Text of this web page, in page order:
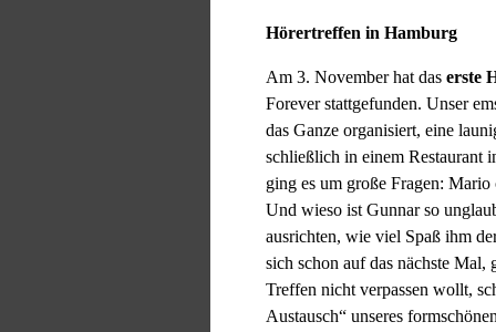
Hörertreffen in Hamburg
Am 3. November hat das erste
Forever stattgefunden. Unser
das Ganze organisiert, eine
schließlich in einem Restaurant
ging es um große Fragen:
Und wieso ist Gunnar so
ausrichten, wie viel Spaß ihm
sich schon auf das nächste
Treffen nicht verpassen wollt,
Austausch“ unseres